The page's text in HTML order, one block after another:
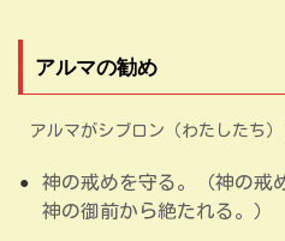
アルマの勧め
アルマがシブロン（わたしたち）
神の戒めを守る。（神の戒
神の御前から絶たれる。）